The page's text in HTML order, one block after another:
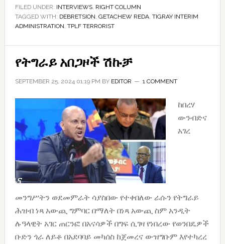
in
a
federal
always
tied
to
its
dominance
in
Addis
FILED UNDER: INTERVIEWS, RIGHT COLUMN
TAGGED WITH: DEBRETSION, GETACHEW REDA, TIGRAY INTERIM
ADMINISTRATION, TPLF TERRORIST
የትግራይ አበጋዞች ሽኩቻ
SEPTEMBER 25, 2024 01:19 PM BY EDITOR 1 COMMENT
ከበረሃ
ውንብድና
አገረ
መንግሥትን ወደመምራት ሳያስበው የተቀበለው ራሱን የትግራይ
ሕዝብ ነጻ አውጪ ግምባር በማለት በነጻ አውጪ ስም አንዲት
ሉዓላዊት አገር ጠርንፎ በአናሳዎች በግፍ ሲገዛ የነበረው የወንበዴዎች
ቡድን ጎራ ለይቶ በአደባባይ መካሰስ ከጀመረና ውዝግቡም እየተካረረ